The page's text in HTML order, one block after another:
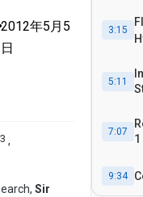
2012年5月5
日
3 ,
Sir
3:15
5:11
7:07
9:34